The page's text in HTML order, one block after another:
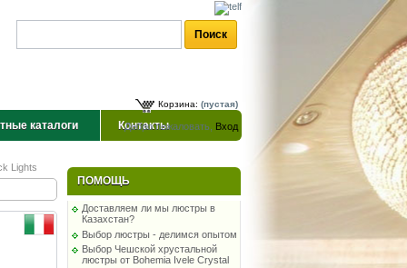
Корзина: (пустая)
Добро пожаловать, Вход
каталоги Контакты
Lights
ПОМОЩЬ
Доставляем ли мы люстры в
Казахстан?
Выбор люстры - делимся опытом
Выбор Чешской хрустальной
люстры от Bohemia Ivele Crystal